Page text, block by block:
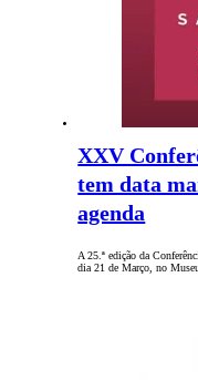
XXV
tem data
agenda
A 25.ª edição da
dia 21 de Março, no